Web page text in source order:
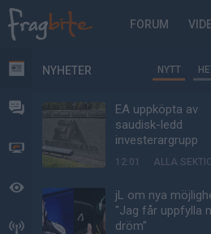
FORUM
NYHETER
FORUM
VIDEO
BEVAKAT
HÄNDELSER
NYHETER NYTT
EA uppköpta av
saudisk-ledd
investerargrupp
12:01 ALLA
jL om nya
"Jag får uppfylla
dröm"